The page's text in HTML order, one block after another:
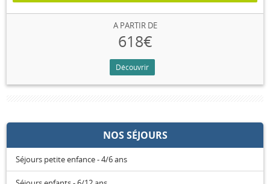
A PARTIR DE
618€
Découvrir
NOS SÉJOURS
Séjours petite enfance - 4/6 ans